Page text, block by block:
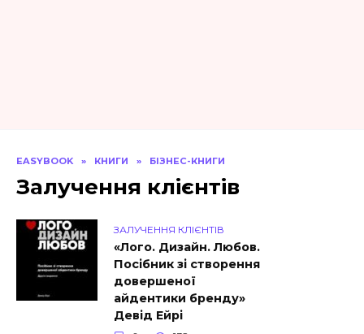
EASYBOOK » КНИГИ » БІЗНЕС-КНИГИ
Залучення клієнтів
ЗАЛУЧЕННЯ КЛІЄНТІВ
«Лого. Дизайн. Любов.
Посібник зі створення
довершеної
айдентики бренду»
Девід Ейрі